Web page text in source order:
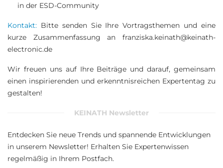
in der ESD-Community
Kontakt: Bitte senden Sie Ihre Vortragsthemen und eine
kurze Zusammenfassung an franziska.keinath@keinath-
electronic.de
Wir freuen uns auf Ihre Beiträge und darauf, gemeinsam
einen inspirierenden und erkenntnisreichen Expertentag zu
gestalten!
KEINATH Newsletter
Entdecken Sie neue Trends und spannende Entwicklungen
in unserem Newsletter! Erhalten Sie Expertenwissen
regelmäßig in Ihrem Postfach.